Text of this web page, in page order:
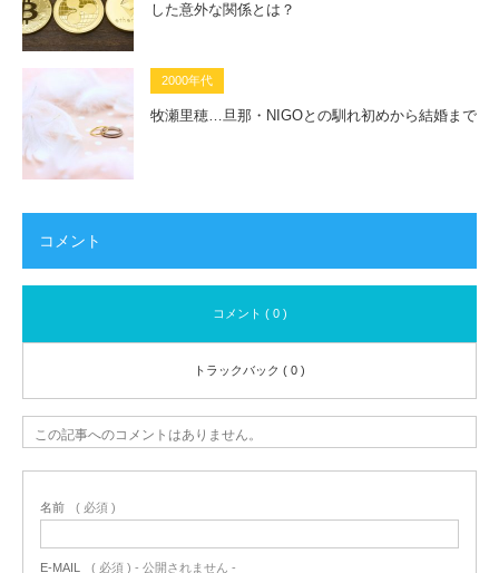
した意外な関係とは？
2000年代
牧瀬里穂…旦那・NIGOとの馴れ初めから結婚まで
コメント
コメント ( 0 )
トラックバック ( 0 )
この記事へのコメントはありません。
名前 ( 必須 )
E-MAIL ( 必須 ) - 公開されません -